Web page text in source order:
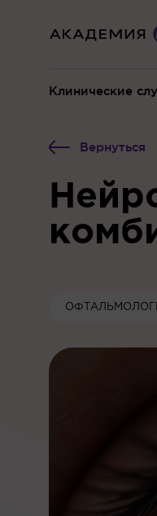
Клинические
Вернуться